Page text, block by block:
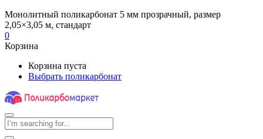
Монолитный поликарбонат 5 мм прозрачный, размер
2,05×3,05 м, стандарт
0
Корзина
Корзина пуста
Выбрать поликарбонат